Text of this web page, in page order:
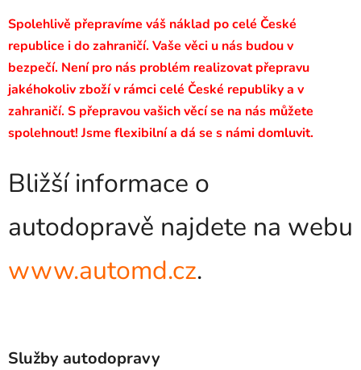
Spolehlivě přepravíme váš náklad po celé České
republice i do zahraničí. Vaše věci u nás budou v
bezpečí. Není pro nás problém realizovat přepravu
jakéhokoliv zboží v rámci celé České republiky a v
zahraničí. S přepravou vašich věcí se na nás můžete
spolehnout! Jsme flexibilní a dá se s námi domluvit.
Bližší informace o
autodopravě najdete na webu
www.automd.cz.
Služby autodopravy